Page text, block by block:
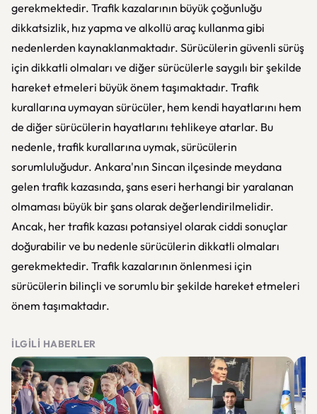
gerekmektedir. Trafik kazalarının büyük çoğunluğu
dikkatsizlik, hız yapma ve alkollü araç kullanma gibi
nedenlerden kaynaklanmaktadır. Sürücülerin güvenli sürüş
için dikkatli olmaları ve diğer sürücülerle saygılı bir şekilde
hareket etmeleri büyük önem taşımaktadır. Trafik
kurallarına uymayan sürücüler, hem kendi hayatlarını hem
de diğer sürücülerin hayatlarını tehlikeye atarlar. Bu
nedenle, trafik kurallarına uymak, sürücülerin
sorumluluğudur. Ankara'nın Sincan ilçesinde meydana
gelen trafik kazasında, şans eseri herhangi bir yaralanan
olmaması büyük bir şans olarak değerlendirilmelidir.
Ancak, her trafik kazası potansiyel olarak ciddi sonuçlar
doğurabilir ve bu nedenle sürücülerin dikkatli olmaları
gerekmektedir. Trafik kazalarının önlenmesi için
sürücülerin bilinçli ve sorumlu bir şekilde hareket etmeleri
önem taşımaktadır.
İLGILI HABERLER